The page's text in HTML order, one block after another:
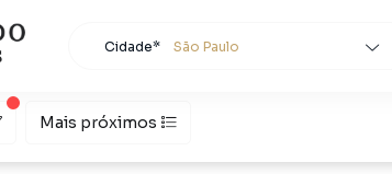
Cidade* São Paulo
Mais próximos